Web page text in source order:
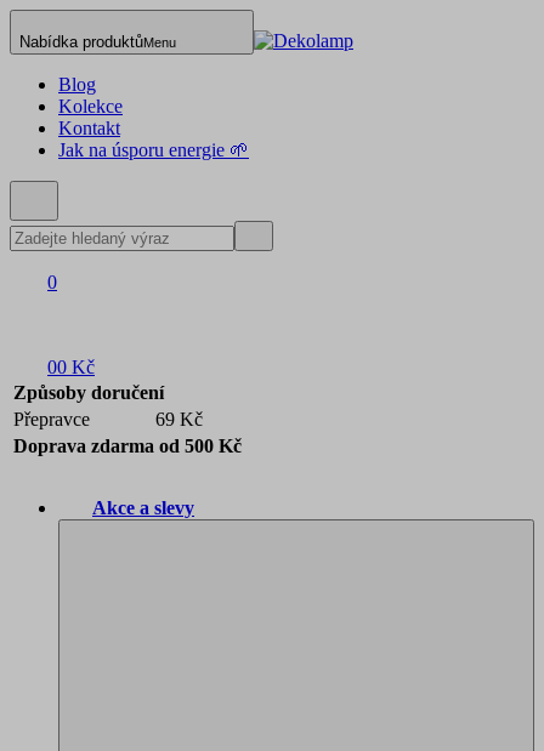
Nabídka produktůMenu
Blog
Kolekce
Kontakt
Jak na úsporu energie 🌱
0
00 Kč
Způsoby doručení
Přepravce
69 Kč
Doprava zdarma od 500 Kč
Akce a slevy